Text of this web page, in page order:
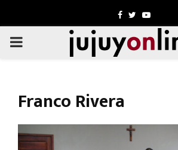
Facebook
TwitterYoutube
PRIMARY
Franco Rivera